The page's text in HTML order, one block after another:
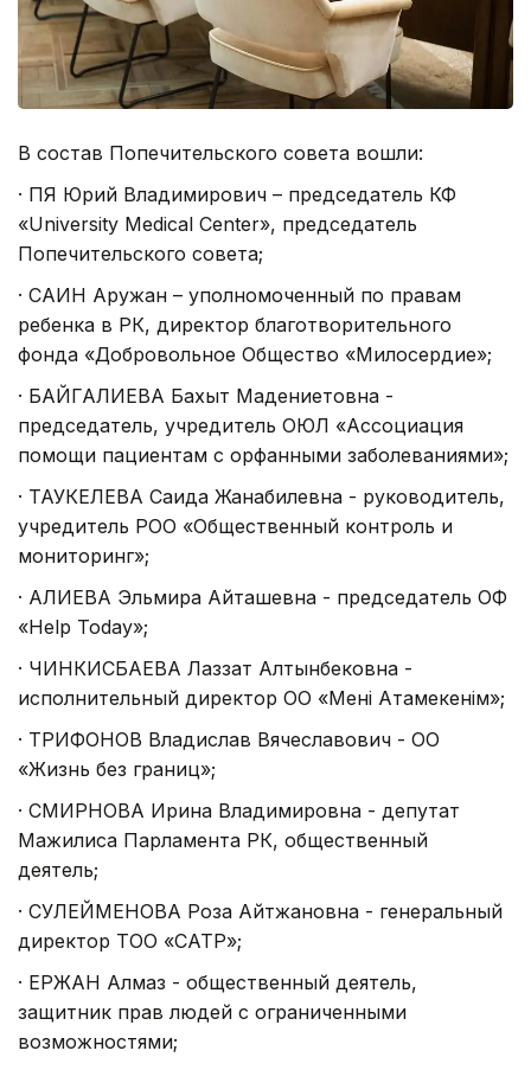
В состав Попечительского совета вошли:
· ПЯ Юрий Владимирович – председатель КФ
«University Medical Center», председатель
Попечительского совета;
· САИН Аружан – уполномоченный по правам
ребенка в РК, директор благотворительного
фонда «Добровольное Общество «Милосердие»;
· БАЙГАЛИЕВА Бахыт Мадениетовна -
председатель, учредитель ОЮЛ «Ассоциация
помощи пациентам с орфанными заболеваниями»;
· ТАУКЕЛЕВА Саида Жанабилевна - руководитель,
учредитель РОО «Общественный контроль и
мониторинг»;
· АЛИЕВА Эльмира Айташевна - председатель ОФ
«Help Today»;
· ЧИНКИСБАЕВА Лаззат Алтынбековна -
исполнительный директор ОО «Менің Атамекенім»;
· ТРИФОНОВ Владислав Вячеславович - ОО
«Жизнь без границ»;
· СМИРНОВА Ирина Владимировна - депутат
Мажилиса Парламента РК, общественный
деятель;
· СУЛЕЙМЕНОВА Роза Айтжановна - генеральный
директор ТОО «САТР»;
· ЕРЖАН Алмаз - общественный деятель,
защитник прав людей с ограниченными
возможностями;